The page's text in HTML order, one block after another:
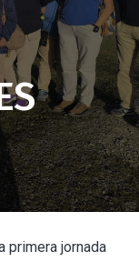
primera jornada